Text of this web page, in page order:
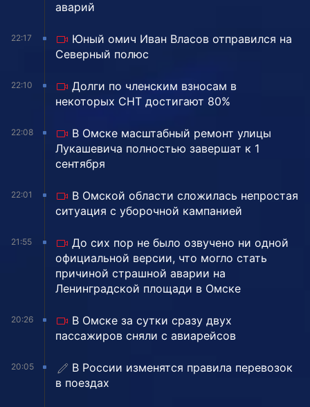
аварий
22:17
Юный омич Иван Власов отправился на
Северный полюс
22:10
Долги по членским взносам в
некоторых СНТ достигают 80%
22:08
В Омске масштабный ремонт улицы
Лукашевича полностью завершат к 1
сентября
22:01
В Омской области сложилась непростая
ситуация с уборочной кампанией
21:55
До сих пор не было озвучено ни одной
официальной версии, что могло стать
причиной страшной аварии на
Ленинградской площади в Омске
20:26
В Омске за сутки сразу двух
пассажиров сняли с авиарейсов
20:05
В России изменятся правила перевозок
в поездах